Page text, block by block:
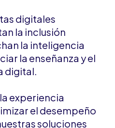
digitales
la inclusión
la inteligencia
la enseñanza y el
digital.
experiencia
el desempeño
soluciones